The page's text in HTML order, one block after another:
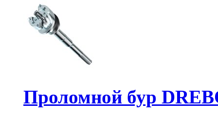
Проломной бур